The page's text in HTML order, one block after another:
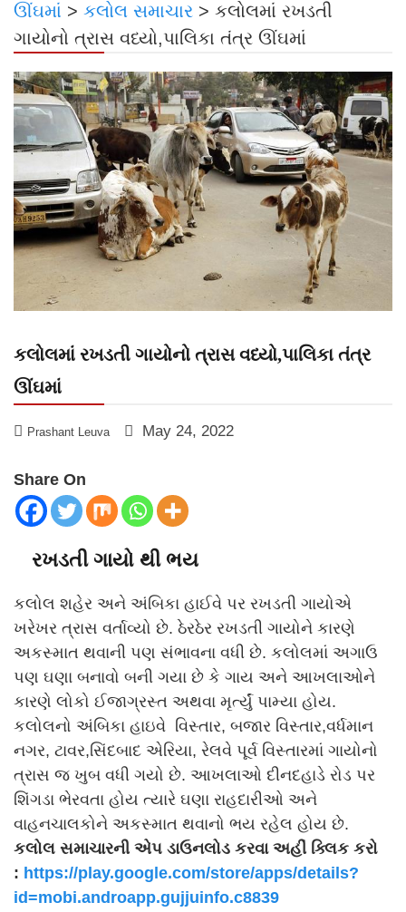
ઊંઘમાં > કલોલ સમાચાર > કલોલમાં રખડતી
ગાયોનો ત્રાસ વધ્યો,પાલિકા તંત્ર ઊંઘમાં
કલોલમાં રખડતી ગાયોનો ત્રાસ વધ્યો,પાલિકા તંત્ર
ઊંઘમાં
Prashant Leuva May 24, 2022
Share On
રખડતી ગાયો થી ભય
કલોલ શહેર અને અંબિકા હાઈવે પર રખડતી ગાયોએ
ખરેખર ત્રાસ વર્તાવ્યો છે. ઠેરઠેર રખડતી ગાયોને કારણે
અકસ્માત થવાની પણ સંભાવના વધી છે. કલોલમાં અગાઉ
પણ ઘણા બનાવો બની ગયા છે કે ગાય અને આખલાઓને
કારણે લોકો ઈજાગ્રસ્ત અથવા મૃર્ત્યું પામ્યા હોય.
કલોલનો અંબિકા હાઇવે વિસ્તાર, બજાર વિસ્તાર,વર્ધમાન
નગર, ટાવર,સિંદબાદ એરિયા, રેલવે પૂર્વ વિસ્તારમાં ગાયોનો
ત્રાસ જ ખુબ વધી ગયો છે. આખલાઓ દીનદહાડે રોડ પર
શિંગડા ભેરવતા હોય ત્યારે ઘણા રાહદારીઓ અને
વાહનચાલકોને અકસ્માત થવાનો ભય રહેલ હોય છે.
કલોલ સમાચારની એપ ડાઉનલોડ કરવા અહીં ક્લિક કરો
: https://play.google.com/store/apps/details?
id=mobi.androapp.gujjuinfo.c8839